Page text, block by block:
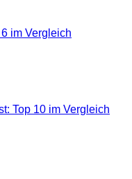
im Vergleich
Top 10 im Vergleich